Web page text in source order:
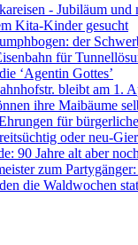
- Jubiläum und
Kita-Kinder gesucht
der
für
‘Agentin Gottes’
bleibt am 1.
ihre Maibäume
für
oder neu-
90 Jahre alt aber
zum
die Waldwochen